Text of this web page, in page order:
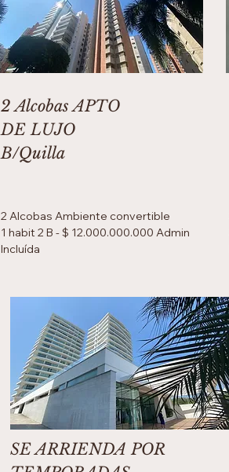
2 Alcobas APTO
DE LUJO
B/Quilla
2 Alcobas Ambiente convertible
1 habit 2 B - $ 12.000.000.000 Admin
Incluída
SE ARRIENDA POR